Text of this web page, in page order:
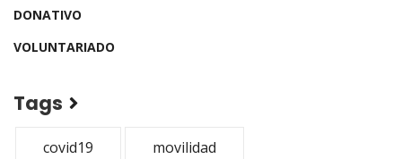
DONATIVO
VOLUNTARIADO
Tags
covid19 movilidad